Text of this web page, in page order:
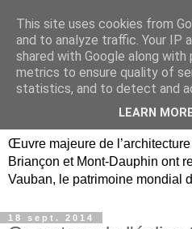
Briançon,
Vauban
Œuvre majeure de
Briançon et Mont-Dauphin ont
Vauban, le patrimoine mondial
18 sept. 2014
This site uses cookies from
and to analyze traffic. Your IP
shared with Google along
metrics to ensure quality of
statistics, and to detect and
LEARN